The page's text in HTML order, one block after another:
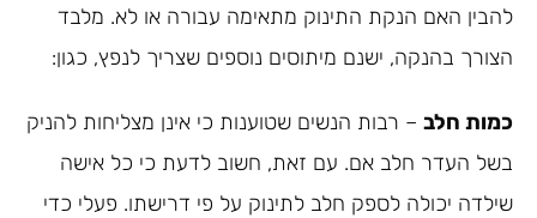
להבין האם הנקת התינוק מתאימה עבורה או לא. מלבד
הצורך בהנקה, ישנם מיתוסים נוספים שצריך לנפץ, כגון:
כמות חלב – רבות הנשים שטוענות כי אינן מצליחות להניק
בשל העדר חלב אם. עם זאת, חשוב לדעת כי כל אישה
שילדה יכולה לספק חלב לתינוק על פי דרישתו. פעלי כדי